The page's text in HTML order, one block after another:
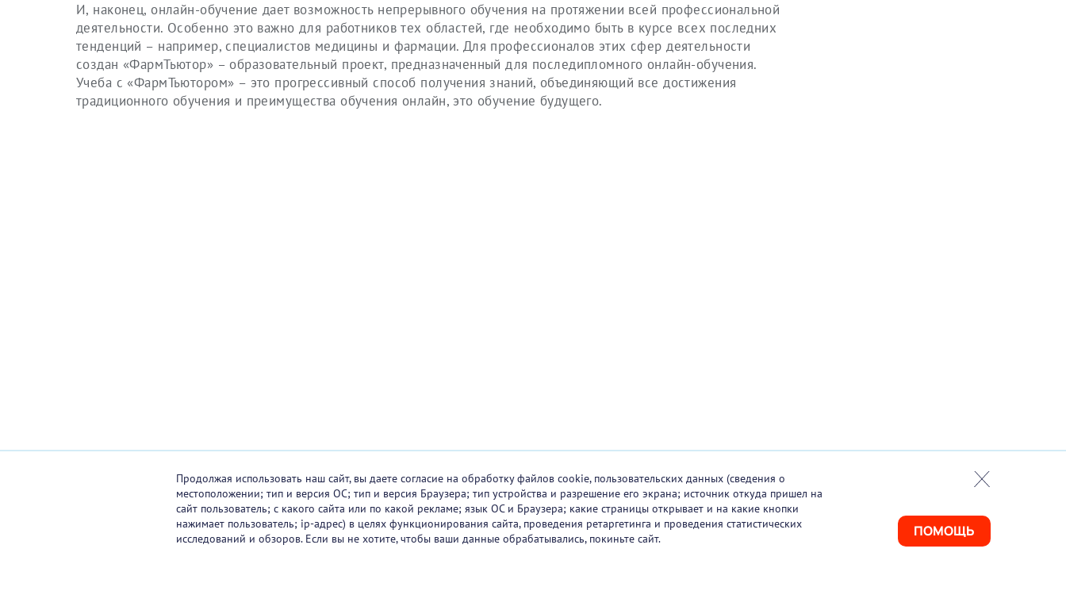
ПОМОЩЬ
И, наконец, онлайн-обучение дает возможность непрерывного обучения на протяжении всей профессиональной
деятельности. Особенно это важно для работников тех областей, где необходимо быть в курсе всех последних
тенденций – например, специалистов медицины и фармации. Для профессионалов этих сфер деятельности
создан «ФармТьютор» – образовательный проект, предназначенный для последипломного онлайн-обучения.
Учеба с «ФармТьютором» – это прогрессивный способ получения знаний, объединяющий все достижения
традиционного обучения и преимущества обучения онлайн, это обучение будущего.
Продолжая использовать наш сайт, вы даете согласие на обработку файлов cookie, пользовательских данных (сведения о
местоположении; тип и версия ОС; тип и версия Браузера; тип устройства и разрешение его экрана; источник откуда пришел на
сайт пользователь; с какого сайта или по какой рекламе; язык ОС и Браузера; какие страницы открывает и на какие кнопки
нажимает пользователь; ip-адрес) в целях функционирования сайта, проведения ретаргетинга и проведения статистических
исследований и обзоров. Если вы не хотите, чтобы ваши данные обрабатывались, покиньте сайт.